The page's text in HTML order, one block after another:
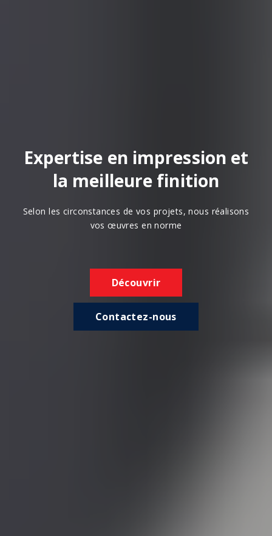
Expertise en impression et
la meilleure finition
Selon les circonstances de vos projets, nous réalisons
vos œuvres en norme
Découvrir
Contactez-nous